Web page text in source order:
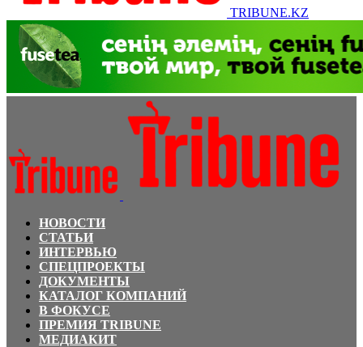
TRIBUNE.KZ
НОВОСТИ
СТАТЬИ
ИНТЕРВЬЮ
СПЕЦПРОЕКТЫ
ДОКУМЕНТЫ
КАТАЛОГ КОМПАНИЙ
В ФОКУСЕ
ПРЕМИЯ TRIBUNE
МЕДИАКИТ